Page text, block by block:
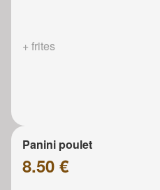
+ frites
Panini poulet
8.50 €